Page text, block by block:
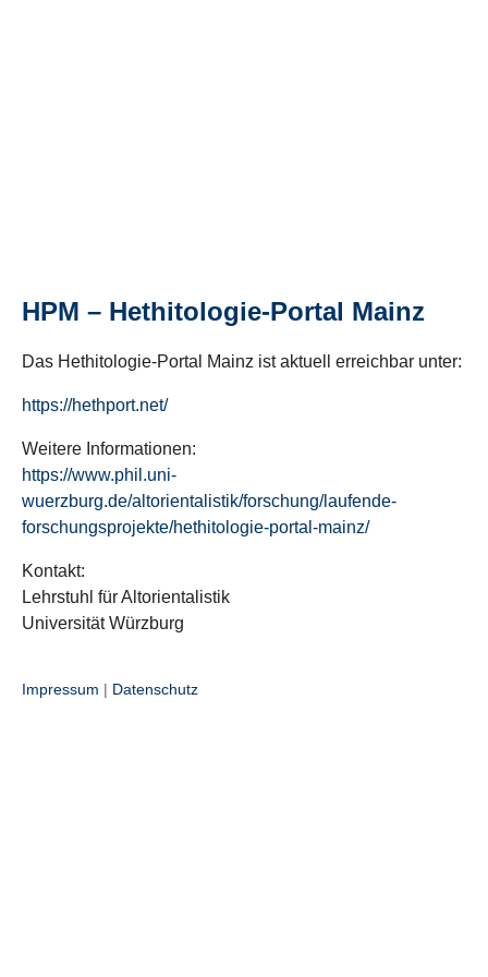
HPM – Hethitologie-Portal Mainz
Das Hethitologie-Portal Mainz ist aktuell erreichbar unter:
https://hethport.net/
Weitere Informationen:
https://www.phil.uni-
wuerzburg.de/altorientalistik/forschung/laufende-
forschungsprojekte/hethitologie-portal-mainz/
Kontakt:
Lehrstuhl für Altorientalistik
Universität Würzburg
Impressum | Datenschutz